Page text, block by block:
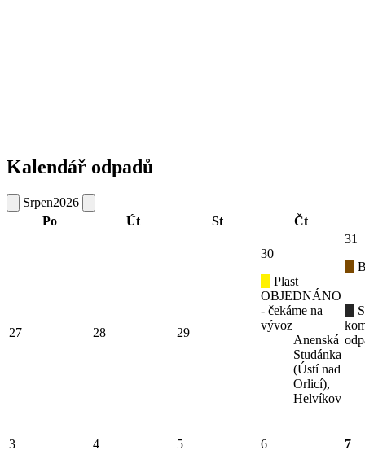
Kalendář odpadů
Srpen2026
Po
Út St Čt
27 28 29
30
Plast
OBJEDNÁNO
- čekáme na
vývoz
Anenská
Studánka
(Ústí nad
Orlicí),
Helvíkov
31
3
4
5
6
7